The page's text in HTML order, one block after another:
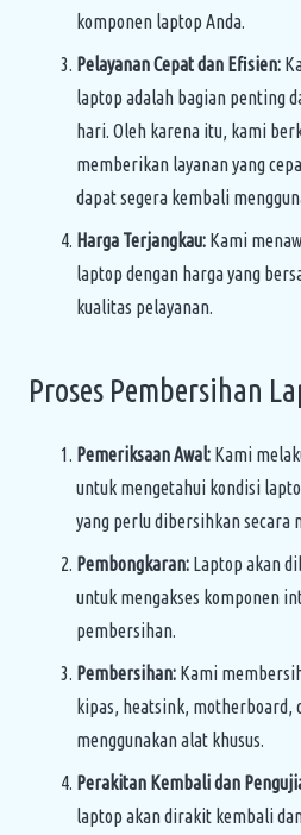
komponen laptop Anda.
Pelayanan Cepat dan Efisien:
laptop adalah bagian penting
hari. Oleh karena itu, kami
memberikan layanan yang
dapat segera kembali
Harga Terjangkau: Kami
laptop dengan harga yang
kualitas pelayanan.
Proses Pembersihan
Pemeriksaan Awal: Kami
untuk mengetahui kondisi
yang perlu dibersihkan secara
Pembongkaran: Laptop akan
untuk mengakses komponen
pembersihan.
Pembersihan: Kami
kipas, heatsink, motherboard,
menggunakan alat khusus.
Perakitan Kembali dan
laptop akan dirakit kembali